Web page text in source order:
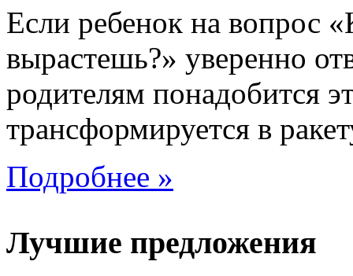
Если ребенок на вопрос
вырастешь?» уверенно
родителям понадобится
трансформируется в
Подробнее »
Лучшие предложения